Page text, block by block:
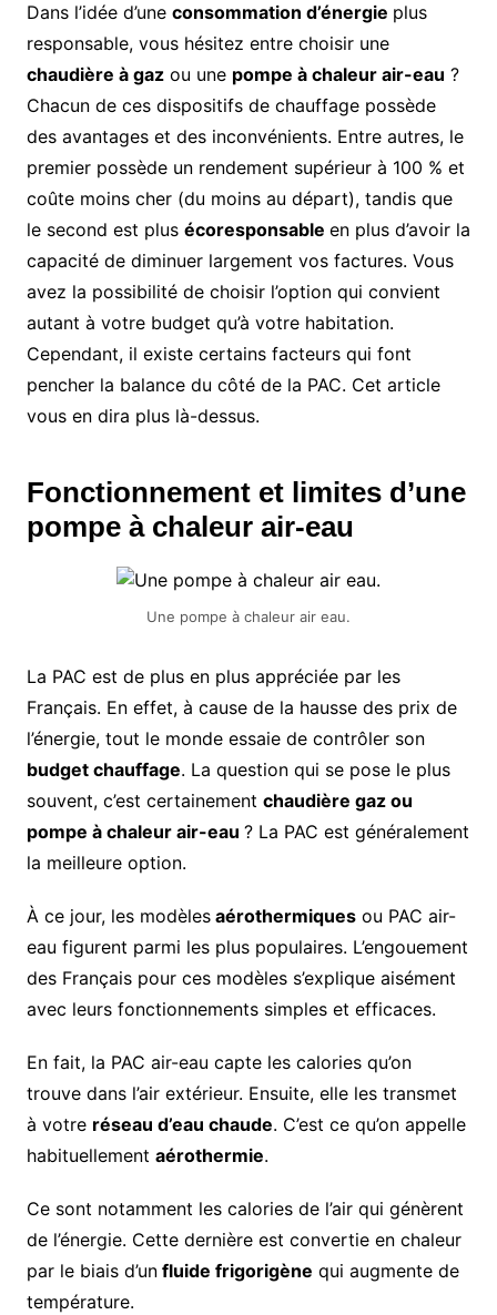
Dans l’idée d’une consommation d’énergie plus
responsable, vous hésitez entre choisir une
chaudière à gazou une pompe à chaleur air-eau ?
Chacun de ces dispositifs de chauffage possède
des avantages et des inconvénients. Entre autres, le
premier possède un rendement supérieur à 100 % et
coûte moins cher (du moins au départ), tandis que
le second est plus écoresponsable en plus d’avoir la
capacité de diminuer largement vos factures. Vous
avez la possibilité de choisir l’option qui convient
autant à votre budget qu’à votre habitation.
Cependant, il existe certains facteurs qui font
pencher la balance du côté de la PAC. Cet article
vous en dira plus là-dessus.
Fonctionnement et limites d’une
pompe à chaleur air-eau
Une pompe à chaleur air eau.
La PAC est de plus en plus appréciée par les
Français. En effet, à cause de la hausse des prix de
l’énergie, tout le monde essaie de contrôler son
budget chauffage. La question qui se pose le plus
souvent, c’est certainement chaudière gaz ou
pompe à chaleur air-eau ? La PAC est généralement
la meilleure option.
À ce jour, les modèlesaérothermiquesou PAC air-
eau figurent parmi les plus populaires. L’engouement
des Français pour ces modèles s’explique aisément
avec leurs fonctionnements simples et efficaces.
En fait, la PAC air-eau capte les calories qu’on
trouve dans l’air extérieur. Ensuite, elle les transmet
à votre réseau d’eau chaude. C’est ce qu’on appelle
habituellement aérothermie.
Ce sont notamment les calories de l’air qui génèrent
de l’énergie. Cette dernière est convertie en chaleur
par le biais d’unfluide frigorigène qui augmente de
température.